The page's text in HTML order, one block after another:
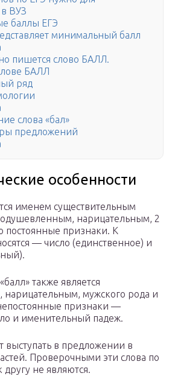
в ВУЗ
баллы ЕГЭ
минимальный балл
пишется слово БАЛЛ.
БАЛЛ
ряд
слова «бал»
предложений
особенности
именем существительным
нарицательным, 2
постоянные признаки. К
— число (единственное) и
также является
мужского рода и
признаки —
и именительный падеж.
выступать в предложении в
Проверочными эти слова по
не являются.